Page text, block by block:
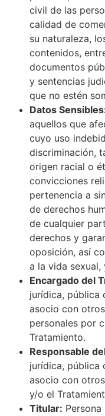
civil de las
calidad de
su naturaleza,
contenidos,
documentos
y sentencias
que no estén
Datos
aquellos que
cuyo uso
discriminación,
origen racial o
convicciones
pertenencia a
de derechos
de cualquier
derechos y
oposición, así
a la vida
Encargado del
jurídica, pública
asocio con
personales por
Tratamiento.
Responsable
jurídica, pública
asocio con
y/o el
Titular: